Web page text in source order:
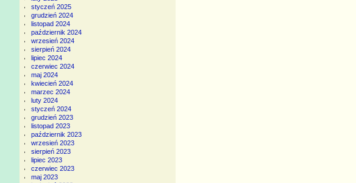
styczeń 2025
grudzień 2024
listopad 2024
październik 2024
wrzesień 2024
sierpień 2024
lipiec 2024
czerwiec 2024
maj 2024
kwiecień 2024
marzec 2024
luty 2024
styczeń 2024
grudzień 2023
listopad 2023
październik 2023
wrzesień 2023
sierpień 2023
lipiec 2023
czerwiec 2023
maj 2023